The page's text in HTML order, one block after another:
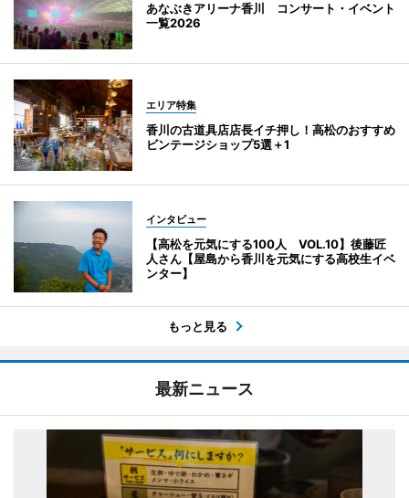
あなぶきアリーナ香川 コンサート・イベント
一覧2026
エリア特集
香川の古道具店店長イチ押し！高松のおすすめ
ビンテージショップ5選＋1
インタビュー
【高松を元気にする100人 VOL.10】後藤匠
人さん【屋島から香川を元気にする高校生イベ
ンター】
もっと見る
最新ニュース